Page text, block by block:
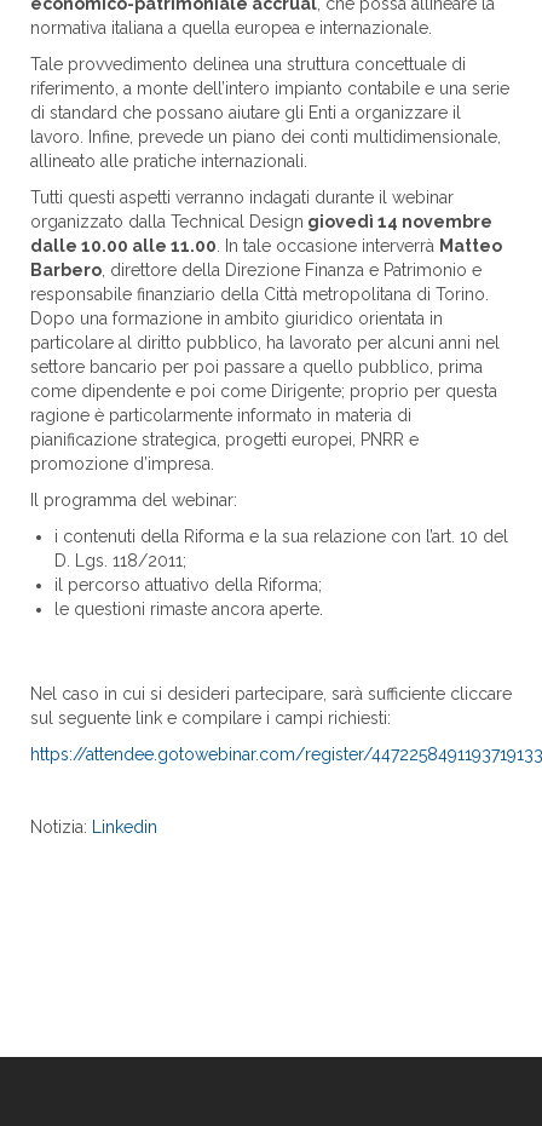
normativa italiana a quella europea e internazionale.
Tale provvedimento delinea una struttura concettuale di
riferimento, a monte dell’intero impianto contabile e una serie
di standard che possano aiutare gli Enti a organizzare il
lavoro. Infine, prevede un piano dei conti multidimensionale,
allineato alle pratiche internazionali.
Tutti questi aspetti verranno indagati durante il webinar
organizzato dalla Technical Design giovedì 14 novembre
dalle 10.00 alle 11.00 . In tale occasione interverrà Matteo
Barbero , direttore della Direzione Finanza e Patrimonio e
responsabile finanziario della Città metropolitana di Torino.
Dopo una formazione in ambito giuridico orientata in
particolare al diritto pubblico, ha lavorato per alcuni anni nel
settore bancario per poi passare a quello pubblico, prima
come dipendente e poi come Dirigente; proprio per questa
ragione è particolarmente informato in materia di
pianificazione strategica, progetti europei, PNRR e
promozione d’impresa.
Il programma del webinar:
i contenuti della Riforma e la sua relazione con l’art. 10 del
D. Lgs. 118/2011;
il percorso attuativo della Riforma;
le questioni rimaste ancora aperte.
Nel caso in cui si desideri partecipare, sarà sufficiente cliccare
sul seguente link e compilare i campi richiesti:
https://attendee.gotowebinar.com/register/4472258491193719133
Notizia: Linkedin